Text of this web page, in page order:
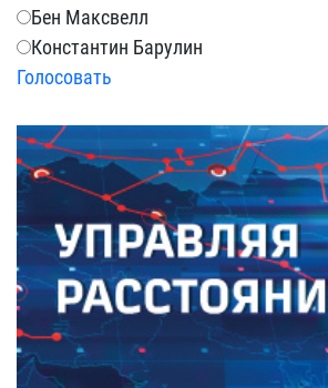
Бен Максвелл
Константин Барулин
Голосовать